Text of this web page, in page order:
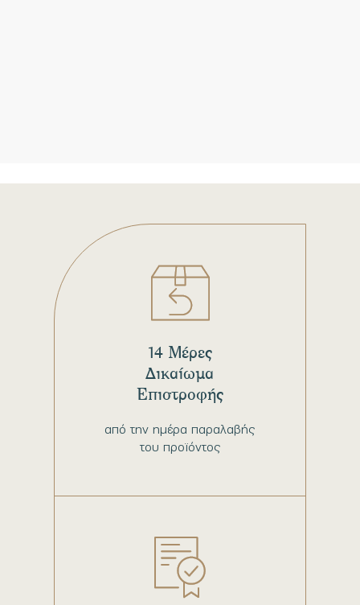
από την ημέρα παραλαβής
του προϊόντος
14 Μέρες
Δικαίωμα
Επιστροφής